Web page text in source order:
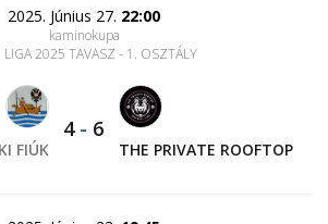
2025. Június 27. 22:00
kaminokupa
LIGA 2025 TAVASZ - 1. OSZTÁLY
FIÚK
4- 6
THE PRIVATE ROOFTOP